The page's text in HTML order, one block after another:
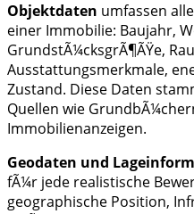
Objektdaten umfassen
einer Immobilie: Baujahr,
GrundstÃ¼cksgrÃ¶ÃŸe,
Ausstattungsmerkmale,
Zustand. Diese Daten
Quellen wie
Immobilienanzeigen.
Geodaten und
fÃ¼r jede realistische
geographische Position,